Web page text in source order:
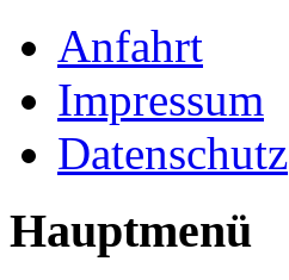
Anfahrt
Impressum
Datenschutz
Hauptmenü